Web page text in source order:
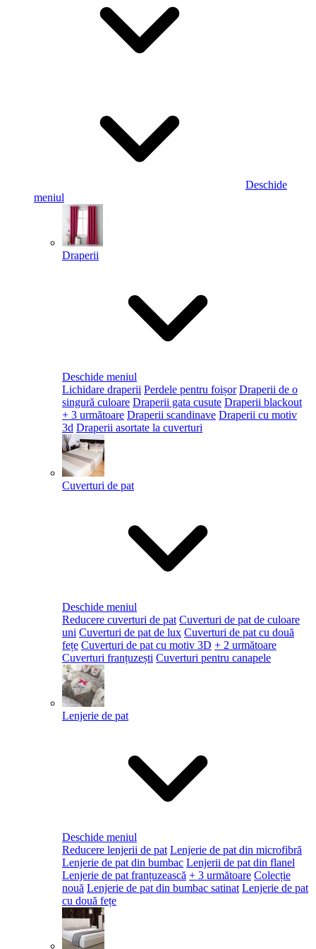
Deschide
meniul
Draperii
Deschide meniul
Lichidare draperii Perdele pentru foișor Draperii de o
singură culoare Draperii gata cusute Draperii blackout
+ 3 următoare Draperii scandinave Draperii cu motiv
3d Draperii asortate la cuverturi
Cuverturi de pat
Deschide meniul
Reducere cuverturi de pat Cuverturi de pat de culoare
uni Cuverturi de pat de lux Cuverturi de pat cu două
fețe Cuverturi de pat cu motiv 3D + 2 următoare
Cuverturi franțuzești Cuverturi pentru canapele
Lenjerie de pat
Deschide meniul
Reducere lenjerii de pat Lenjerie de pat din microfibră
Lenjerie de pat din bumbac Lenjerii de pat din flanel
Lenjerie de pat franțuzească + 3 următoare Colecție
nouă Lenjerie de pat din bumbac satinat Lenjerie de pat
cu două fețe